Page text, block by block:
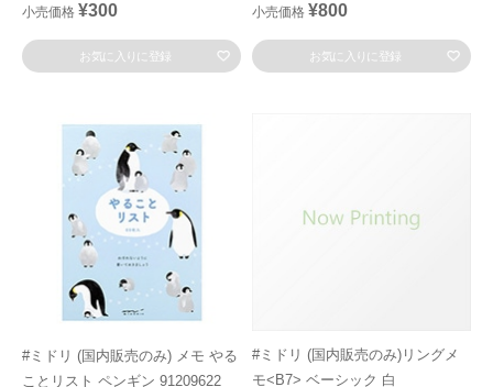
小売価格 ¥300
お気に入りに登録
小売価格 ¥800
お気に入りに登録
#ミドリ (国内販売のみ) メモ やる
ことリスト ペンギン 91209622
#ミドリ (国内販売のみ)リングメ
モ<B7> ベーシック 白